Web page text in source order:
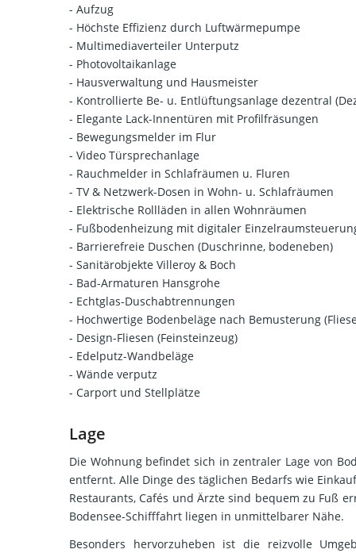
- Aufzug
- Höchste Effizienz durch Luftwärmepumpe
- Multimediaverteiler Unterputz
- Photovoltaikanlage
- Hausverwaltung und Hausmeister
- Kontrollierte Be- u. Entlüftungsanlage dezentral
- Elegante Lack-Innentüren mit Profilfräsungen
- Bewegungsmelder im Flur
- Video Türsprechanlage
- Rauchmelder in Schlafräumen u. Fluren
- TV & Netzwerk-Dosen in Wohn- u. Schlafräumen
- Elektrische Rollläden in allen Wohnräumen
- Fußbodenheizung mit digitaler
- Barrierefreie Duschen (Duschrinne, bodeneben)
- Sanitärobjekte Villeroy & Boch
- Bad-Armaturen Hansgrohe
- Echtglas-Duschabtrennungen
- Hochwertige Bodenbeläge nach Bemusterung
- Design-Fliesen (Feinsteinzeug)
- Edelputz-Wandbeläge
- Wände verputz
- Carport und Stellplätze
Lage
Die Wohnung befindet sich in zentraler Lage von
entfernt. Alle Dinge des täglichen Bedarfs wie
Restaurants, Cafés und Ärzte sind bequem zu Fuß
Bodensee-Schifffahrt liegen in unmittelbarer Nähe.
Besonders hervorzuheben ist die reizvolle